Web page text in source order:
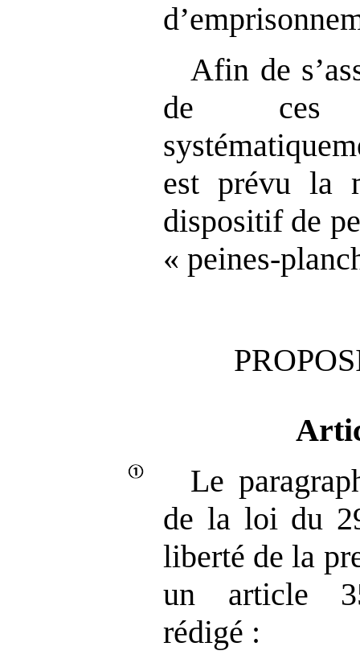
Afin de
de ces
est prévu la
dispositif de
«
Le
de la loi du
liberté de la
un article
rédigé :